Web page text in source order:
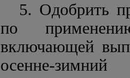
5. Одобрить
по
включающей
осенне-